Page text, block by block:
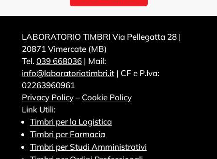
LABORATORIO TIMBRI Via Pellegatta 28 |
20871 Vimercate (MB)
Tel. 039 668036| Mail:
info@laboratoriotimbri.it| CF e P.Iva:
02263960961
Privacy Policy– Cookie Policy
Link Utili:
Timbri per la Logistica
Timbri per Farmacia
Timbri per Studi Amministrativi